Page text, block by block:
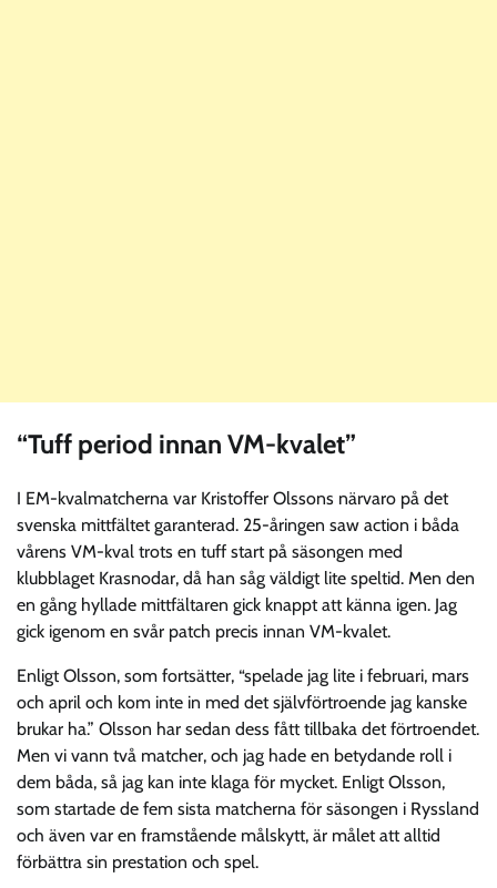
“Tuff period innan VM-kvalet”
I EM-kvalmatcherna var Kristoffer Olssons närvaro på det
svenska mittfältet garanterad. 25-åringen saw action i båda
vårens VM-kval trots en tuff start på säsongen med
klubblaget Krasnodar, då han såg väldigt lite speltid. Men den
en gång hyllade mittfältaren gick knappt att känna igen. Jag
gick igenom en svår patch precis innan VM-kvalet.
Enligt Olsson, som fortsätter, “spelade jag lite i februari, mars
och april och kom inte in med det självförtroende jag kanske
brukar ha.” Olsson har sedan dess fått tillbaka det förtroendet.
Men vi vann två matcher, och jag hade en betydande roll i
dem båda, så jag kan inte klaga för mycket. Enligt Olsson,
som startade de fem sista matcherna för säsongen i Ryssland
och även var en framstående målskytt, är målet att alltid
förbättra sin prestation och spel.